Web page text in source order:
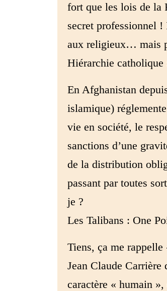
fort que les lois de la
secret professionnel
aux religieux… mais
Hiérarchie catholique
En Afghanistan
islamique)
vie en société, le
sanctions d’une
de la distribution
passant par toutes
je ?
Les Talibans : One
Tiens, ça me
Jean Claude Carrière
caractère « humain